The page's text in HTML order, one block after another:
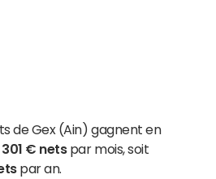
de Gex (Ain) gagnent en
301 € netspar mois, soit
par an.